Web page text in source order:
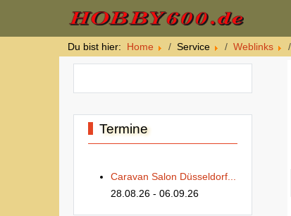
Du bist hier: Home Service Weblinks
Termine
Caravan Salon Düsseldorf...
28.08.26 - 06.09.26